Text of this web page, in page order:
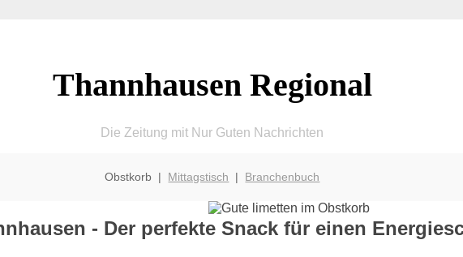
Thannhausen Regional
Die Zeitung mit Nur Guten Nachrichten
Obstkorb | Mittagstisch | Branchenbuch
- Der perfekte Snack für einen